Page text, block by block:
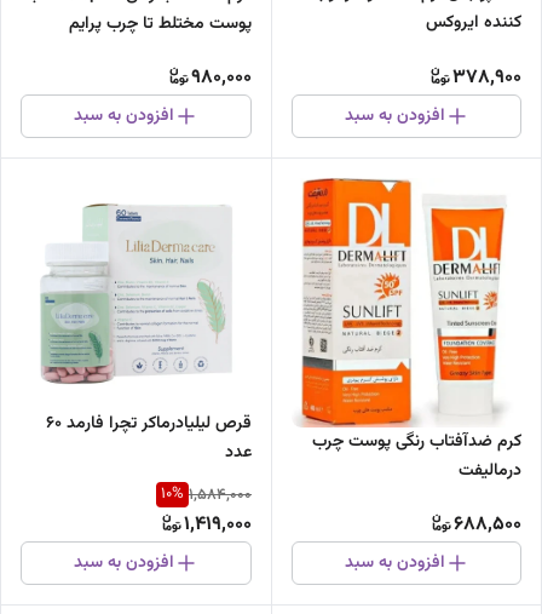
کننده ایروکس
378,900
افزودن به سبد
پوست مختلط تا چرب پرایم
980,000
افزودن به سبد
کرم ضدآفتاب رنگی پوست چرب
درمالیفت
688,500
افزودن به سبد
قرص لیلیادرماکر تچرا فارمد 60
عدد
1,584,000
10%
1,419,000
افزودن به سبد